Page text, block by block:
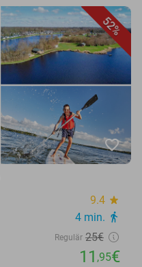
52%
favorite_border
9.4 star
4 min. directions_walk
Regulär 25€
11 ,95€